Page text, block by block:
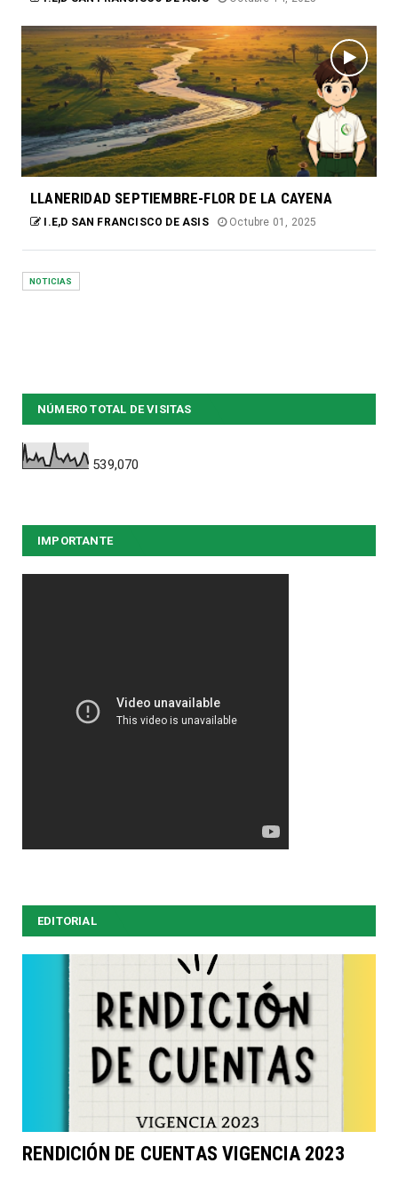
LLANERIDAD SEPTIEMBRE-FLOR DE LA CAYENA
I.E,D SAN FRANCISCO DE ASIS Octubre 01, 2025
NOTICIAS
NÚMERO TOTAL DE VISITAS
539,070
IMPORTANTE
EDITORIAL
RENDICIÓN DE CUENTAS VIGENCIA 2023